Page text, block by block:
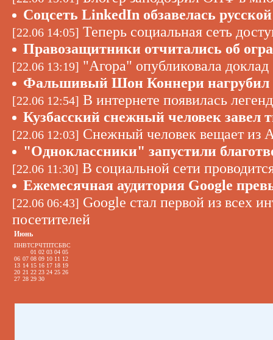
Соцсеть LinkedIn обзавелась
[22.06 14:05] Теперь социальная сеть
Правозащитники отчитались об
[22.06 13:19] "Агора" опубликовала
Фальшивый Шон Коннери нагрубил
[22.06 12:54] В интернете появилась
Кузбасский снежный человек завел
[22.06 12:03] Снежный человек вещает из
"Одноклассники" запустили
[22.06 11:30] В социальной сети
Ежемесячная аудитория Google
[22.06 06:43] Google стал первой из всех
посетителей
Июнь
ПНВТСРЧТПТСБВС
01 02 03 04 05
06 07 08 09 10 11 12
13 14 15 16 17 18 19
20 21 22 23 24 25 26
27 28 29 30